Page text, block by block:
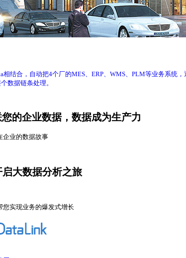
相结合，自动把4个厂的MES、ERP、WMS、PLM等业务系
数据链条处理。
的企业数据，数据成为生产力
企业的数据故事
启大数据分析之旅
实现业务的爆发式增长